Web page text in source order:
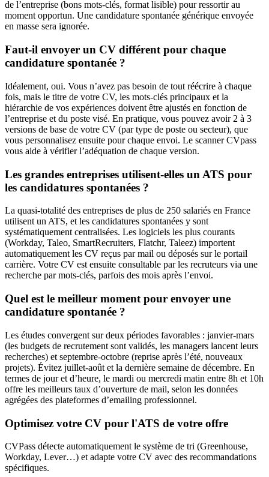
de l’entreprise (bons mots-clés, format lisible) pour ressortir au
moment opportun. Une candidature spontanée générique envoyée
en masse sera ignorée.
Faut-il envoyer un CV différent pour chaque
candidature spontanée ?
Idéalement, oui. Vous n’avez pas besoin de tout réécrire à chaque
fois, mais le titre de votre CV, les mots-clés principaux et la
hiérarchie de vos expériences doivent être ajustés en fonction de
l’entreprise et du poste visé. En pratique, vous pouvez avoir 2 à 3
versions de base de votre CV (par type de poste ou secteur), que
vous personnalisez ensuite pour chaque envoi. Le scanner CVpass
vous aide à vérifier l’adéquation de chaque version.
Les grandes entreprises utilisent-elles un ATS pour
les candidatures spontanées ?
La quasi-totalité des entreprises de plus de 250 salariés en France
utilisent un ATS, et les candidatures spontanées y sont
systématiquement centralisées. Les logiciels les plus courants
(Workday, Taleo, SmartRecruiters, Flatchr, Taleez) importent
automatiquement les CV reçus par mail ou déposés sur le portail
carrière. Votre CV est ensuite consultable par les recruteurs via une
recherche par mots-clés, parfois des mois après l’envoi.
Quel est le meilleur moment pour envoyer une
candidature spontanée ?
Les études convergent sur deux périodes favorables : janvier-mars
(les budgets de recrutement sont validés, les managers lancent leurs
recherches) et septembre-octobre (reprise après l’été, nouveaux
projets). Évitez juillet-août et la dernière semaine de décembre. En
termes de jour et d’heure, le mardi ou mercredi matin entre 8h et 10h
offre les meilleurs taux d’ouverture de mail, selon les données
agrégées des plateformes d’emailing professionnel.
Optimisez votre CV pour l'ATS de votre offre
CVPass détecte automatiquement le système de tri (Greenhouse,
Workday, Lever…) et adapte votre CV avec des recommandations
spécifiques.